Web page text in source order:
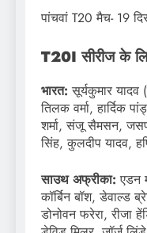
पांचवां T20 मैच- 19
T20I सीरीज के
भारत: सूर्यकुमार
तिलक वर्मा, हार्दिक
शर्मा, संजू सैमसन,
सिंह, कुलदीप यादव,
साउथ अफ्रीका:एडन
कॉर्बिन बॉश, डेवाल्ड
डोनोवन फरेरा, रीजा